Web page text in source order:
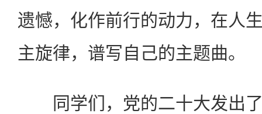
遗憾，化作前行的动力，在人
主旋律，谱写自己的主题曲。
同学们，党的二十大发出了